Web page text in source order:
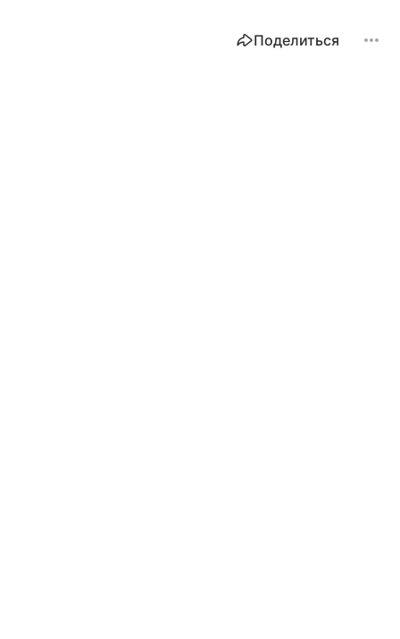
Поделиться